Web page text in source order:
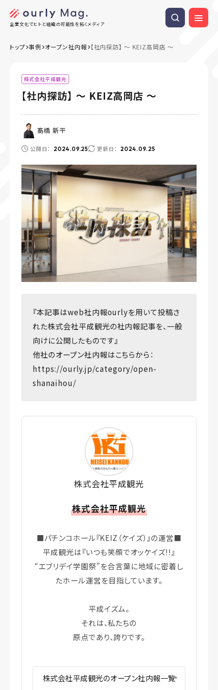
企業文化でヒトと組織の可能性を拓くメディア
トップ 事例 オープン社内報 【社内探訪】 ～ KEIZ高岡店 ～
株式会社平成観光
【社内探訪】 ～ KEIZ高岡店 ～
髙橋 新平
公開日： 2024.09.25 更新日： 2024.09.25
『本記事はweb社内報ourlyを用いて投稿さ
れた株式会社平成観光の社内報記事を、一般
向けに公開したものです』
他社のオープン社内報はこちらから：
https://ourly.jp/category/open-
shanaihou/
株式会社平成観光
株式会社平成観光
■パチンコホール『KEIZ（ケイズ）』の運営■
平成観光は『いつも笑顔でオッケイズ!!』
“エブリデイ学園祭”を合言葉に地域に密着し
たホール運営を目指しています。
平成イズム。
それは、私たちの
原点であり、誇りです。
株式会社平成観光のオープン社内報一覧